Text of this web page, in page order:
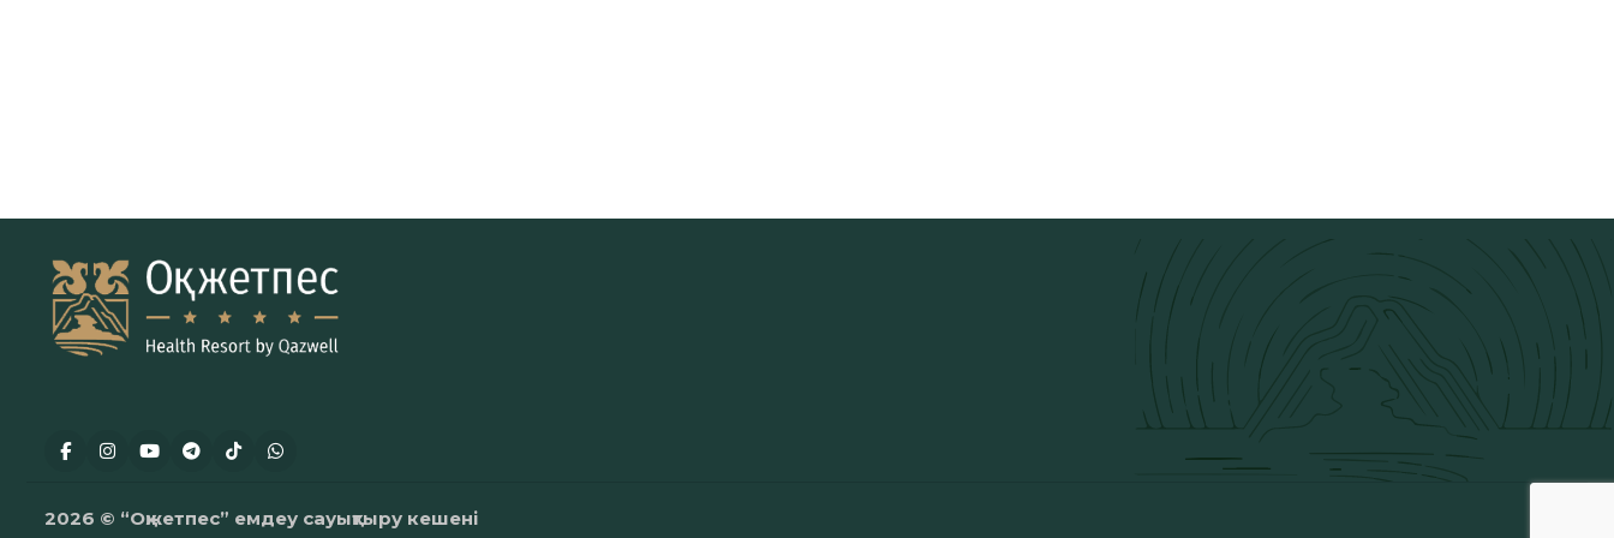
2026 © “Оқжетпес” емдеу сауықтыру кешені